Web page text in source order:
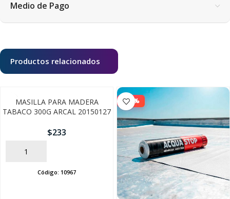
Medio de Pago
Productos relacionados
MASILLA PARA MADERA
TABACO 300G ARCAL 20150127
$233
AÑADIR
Código: 10967
-10%